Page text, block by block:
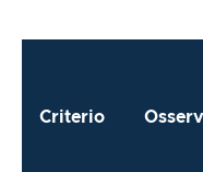
Criterio